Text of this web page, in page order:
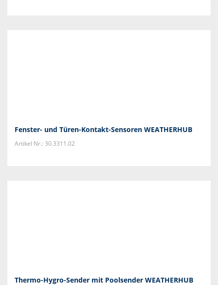
Fenster- und Türen-Kontakt-Sensoren WEATHERHUB
Artikel Nr.: 30.3311.02
Thermo-Hygro-Sender mit Poolsender WEATHERHUB